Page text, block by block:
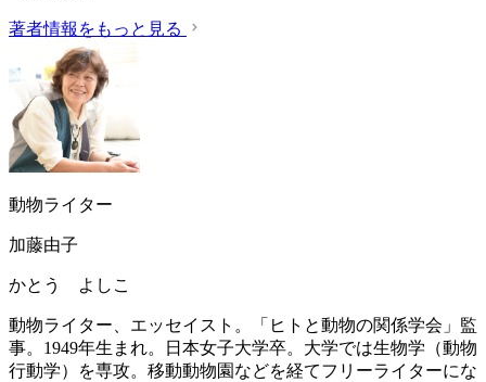
著者情報をもっと見る
動物ライター
加藤由子
かとう よしこ
動物ライター、エッセイスト。「ヒトと動物の関係学会」監
事。1949年生まれ。日本女子大学卒。大学では生物学（動物
行動学）を専攻。移動動物園などを経てフリーライターにな